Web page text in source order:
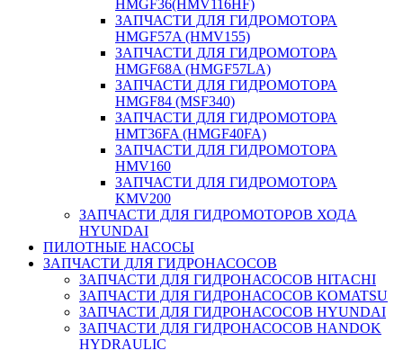
HMGF36(HMV116HF)
ЗАПЧАСТИ ДЛЯ ГИДРОМОТОРА
HMGF57A (HMV155)
ЗАПЧАСТИ ДЛЯ ГИДРОМОТОРА
HMGF68A (HMGF57LA)
ЗАПЧАСТИ ДЛЯ ГИДРОМОТОРА
HMGF84 (MSF340)
ЗАПЧАСТИ ДЛЯ ГИДРОМОТОРА
HMT36FA (HMGF40FA)
ЗАПЧАСТИ ДЛЯ ГИДРОМОТОРА
HMV160
ЗАПЧАСТИ ДЛЯ ГИДРОМОТОРА
KMV200
ЗАПЧАСТИ ДЛЯ ГИДРОМОТОРОВ ХОДА
HYUNDAI
ПИЛОТНЫЕ НАСОСЫ
ЗАПЧАСТИ ДЛЯ ГИДРОНАСОСОВ
ЗАПЧАСТИ ДЛЯ ГИДРОНАСОСОВ HITACHI
ЗАПЧАСТИ ДЛЯ ГИДРОНАСОСОВ KOMATSU
ЗАПЧАСТИ ДЛЯ ГИДРОНАСОСОВ HYUNDAI
ЗАПЧАСТИ ДЛЯ ГИДРОНАСОСОВ HANDOK
HYDRAULIC